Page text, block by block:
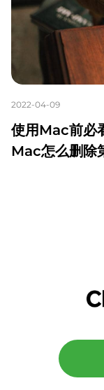
2022-04-09
使用Mac前必
Mac怎么删除